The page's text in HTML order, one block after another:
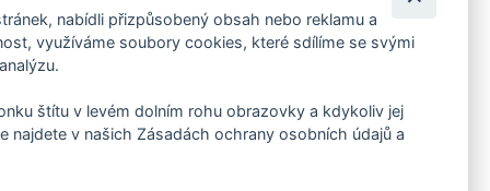
pozvánky na kulturní a sportovní akce?
nabídli přizpůsobený obsah nebo reklamu a
využíváme soubory cookies, které sdílíme se svými
štítu v levém dolním rohu obrazovky a kdykoliv jej
najdete v našich Zásadách ochrany osobních údajů a